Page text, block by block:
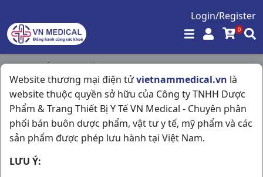
Login/Register
0
Website thương mại điện tửvietnammedical.vn là
website thuộc quyền sở hữu của Công ty TNHH Dược
Phẩm & Trang Thiết Bị Y Tế VN Medical - Chuyên phân
phối bán buôn dược phẩm, vật tư y tế, mỹ phẩm và các
sản phẩm được phép lưu hành tại Việt Nam.
LƯU Ý:
Trang chủ / Hô Hấp / Prospan Sp C100ml Germany